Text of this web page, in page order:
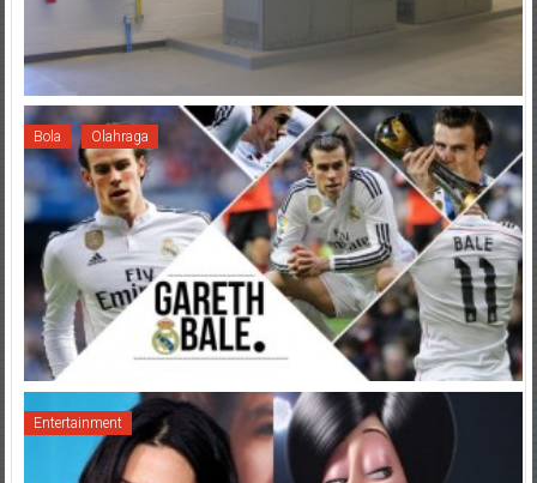
Bola Olahraga
Entertainment